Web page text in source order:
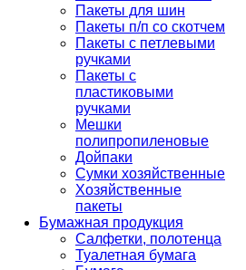
Пакеты для шин
Пакеты п/п со скотчем
Пакеты с петлевыми
ручками
Пакеты с
пластиковыми
ручками
Мешки
полипропиленовые
Дойпаки
Сумки хозяйственные
Хозяйственные
пакеты
Бумажная продукция
Салфетки, полотенца
Туалетная бумага